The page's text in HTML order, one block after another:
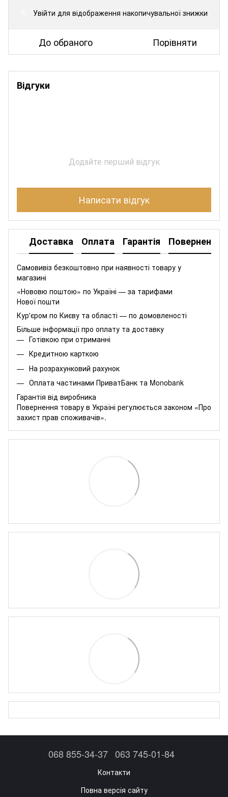
Увійти для відображення накопичувальної знижки
До обраного Порівняти
Відгуки
Додайте перший відгук
Написати відгук
Доставка Оплата Гарантія Повернення
Самовивіз безкоштовно при наявності товару у
магазині
«Нововю поштою» по Україні — за тарифами
Нової пошти
Кур'єром по Києву та області — по домовленості
Більше інформації про оплату та доставку
Готівкою при отриманні
Кредитною карткою
На розрахунковий рахунок
Оплата частинами ПриватБанк та Monobank
Гарантія від виробника
Повернення товару в Україні регулюється законом «Про
захист прав споживачів».
068 855-34-37 063 745-01-84
Контакти
Повна версія сайту